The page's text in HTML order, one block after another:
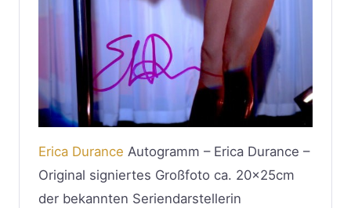
Erica Durance Autogramm – Erica Durance –
Original signiertes Großfoto ca. 20x25cm
der bekannten Seriendarstellerin